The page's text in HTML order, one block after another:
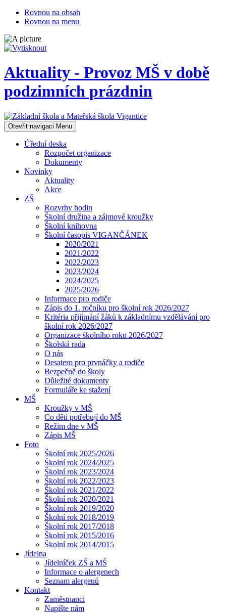
Rovnou na obsah
Rovnou na menu
Aktuality - Provoz MŠ v době
podzimních prázdnin
Otevřit navigaci Menu
Úřední deska
Rozpočet organizace
Dokumenty
Novinky
Aktuality
Akce
ZŠ
Rozvrhy hodin
Školní družina a zájmové kroužky
Školní knihovna
Školní časopis VIGANČÁNEK
2020/2021
2021/2022
2022/2023
2023/2024
2024/2025
2025/2026
Informace pro rodiče
Zápis do 1. ročníku pro školní rok 2026/2027
Kritéria přijímání žáků k základnímu vzdělávání pro
školní rok 2026/2027
Organizace školního roku 2026/2027
Školská rada
O nás
Desatero pro prvnáčky a rodiče
Bezpečně do školy
Důležité dokumenty
Formuláře ke stažení
MŠ
Kroužky v MŠ
Co děti potřebují do MŠ
Režim dne v MŠ
Zápis MŠ
Foto
Školní rok 2025/2026
Školní rok 2024/2025
Školní rok 2023/2024
Školní rok 2022/2023
Školní rok 2021/2022
Školní rok 2020/2021
Školní rok 2019/2020
Školní rok 2018/2019
Školní rok 2017/2018
Školní rok 2015/2016
Školní rok 2014/2015
Jídelna
Jídelníček ZŠ a MŠ
Informace o alergenech
Seznam alergenů
Kontakt
Zaměstnanci
Napište nám